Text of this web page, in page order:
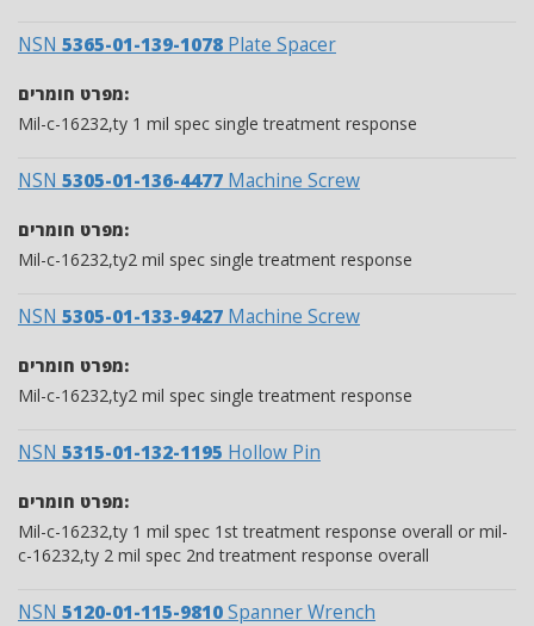
NSN 5365-01-139-1078 Plate Spacer
מפרט חומרים:
Mil-c-16232,ty 1 mil spec single treatment response
NSN 5305-01-136-4477 Machine Screw
מפרט חומרים:
Mil-c-16232,ty2 mil spec single treatment response
NSN 5305-01-133-9427 Machine Screw
מפרט חומרים:
Mil-c-16232,ty2 mil spec single treatment response
NSN 5315-01-132-1195 Hollow Pin
מפרט חומרים:
Mil-c-16232,ty 1 mil spec 1st treatment response overall or mil-
c-16232,ty 2 mil spec 2nd treatment response overall
NSN 5120-01-115-9810Spanner Wrench